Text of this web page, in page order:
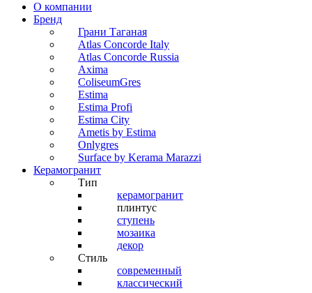
О компании
Бренд
Грани Таганая
Atlas Concorde Italy
Atlas Concorde Russia
Axima
ColiseumGres
Estima
Estima Profi
Estima City
Ametis by Estima
Onlygres
Surface by Kerama Marazzi
Керамогранит
Тип
керамогранит
плинтус
ступень
мозаика
декор
Стиль
современный
классический